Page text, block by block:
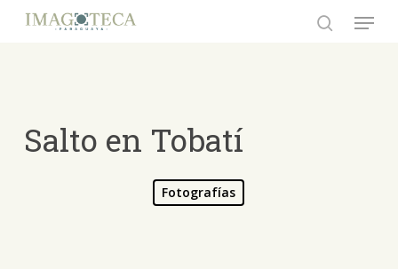
Menu
Salto en Tobatí
Fotografías